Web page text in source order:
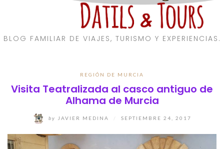
BLOG FAMILIAR DE VIAJES, TURISMO Y EXPERIENCIAS.
REGIÓN DE MURCIA
Visita Teatralizada al casco antiguo de
Alhama de Murcia
by JAVIER MEDINA SEPTIEMBRE 24, 2017